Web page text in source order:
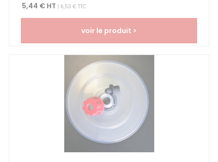
5,44 € HT | 6,53 € TTC
voir le produit >